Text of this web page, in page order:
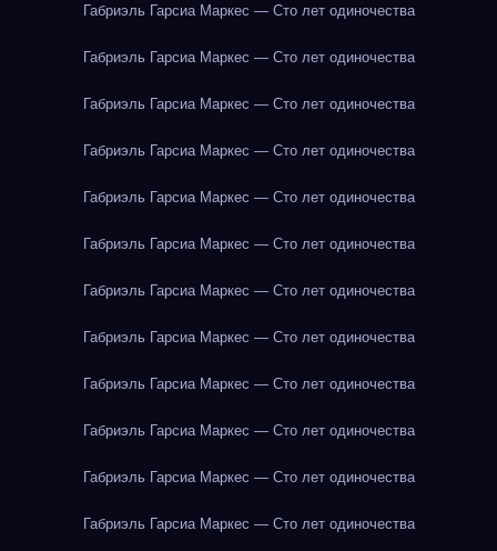
Габриэль Гарсиа Маркес — Сто лет одиночества
Габриэль Гарсиа Маркес — Сто лет одиночества
Габриэль Гарсиа Маркес — Сто лет одиночества
Габриэль Гарсиа Маркес — Сто лет одиночества
Габриэль Гарсиа Маркес — Сто лет одиночества
Габриэль Гарсиа Маркес — Сто лет одиночества
Габриэль Гарсиа Маркес — Сто лет одиночества
Габриэль Гарсиа Маркес — Сто лет одиночества
Габриэль Гарсиа Маркес — Сто лет одиночества
Габриэль Гарсиа Маркес — Сто лет одиночества
Габриэль Гарсиа Маркес — Сто лет одиночества
Габриэль Гарсиа Маркес — Сто лет одиночества